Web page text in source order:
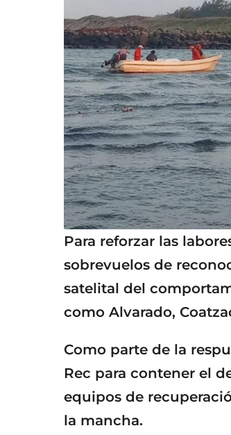
Para reforzar las
sobrevuelos de
satelital del
como Alvarado,
Como parte de la
Rec para contener el
equipos de
la mancha.